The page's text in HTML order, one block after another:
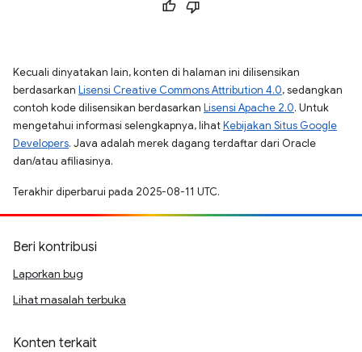
Kecuali dinyatakan lain, konten di halaman ini dilisensikan
berdasarkan Lisensi Creative Commons Attribution 4.0, sedangkan
contoh kode dilisensikan berdasarkan Lisensi Apache 2.0. Untuk
mengetahui informasi selengkapnya, lihatKebijakan Situs Google
Developers. Java adalah merek dagang terdaftar dari Oracle
dan/atau afiliasinya.
Terakhir diperbarui pada 2025-08-11 UTC.
Beri kontribusi
Laporkan bug
Lihat masalah terbuka
Konten terkait